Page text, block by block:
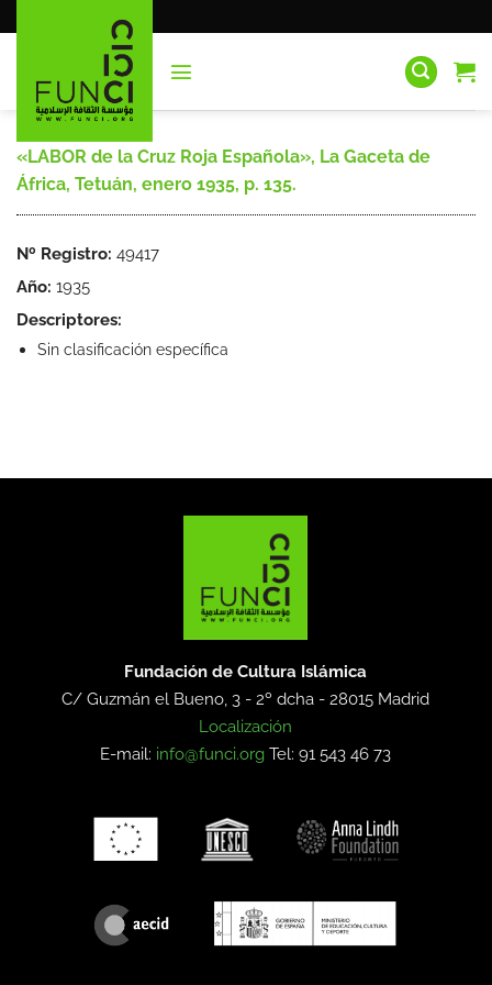
al
«LABOR de la Cruz Roja Española», La Gaceta de
África, Tetuán, enero 1935, p. 135.
Nº Registro: 49417
Año: 1935
Descriptores:
Sin clasificación específica
Fundación de Cultura Islámica
C/ Guzmán el Bueno, 3 - 2º dcha -28015 Madrid
Localización
E-mail: info@funci.org Tel: 91 543 46 73